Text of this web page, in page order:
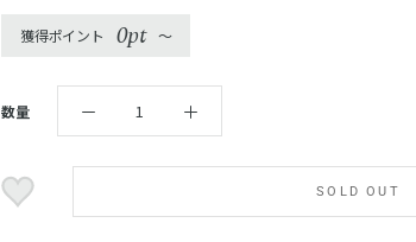
獲得ポイント 0pt 〜
数量
SOLD OUT